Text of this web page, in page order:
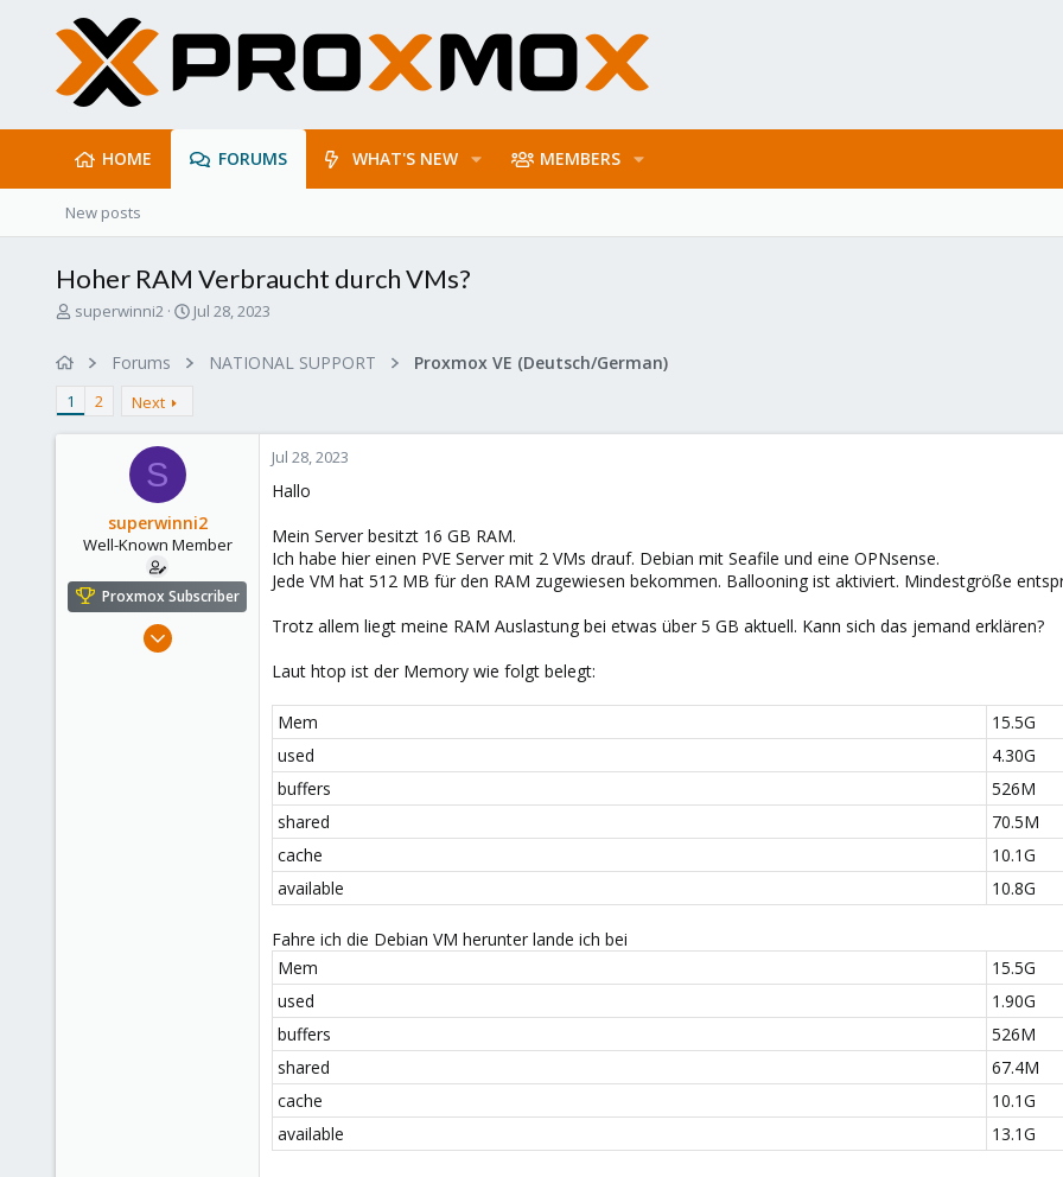
HOME FORUMS WHAT'S NEW MEMBERS
New posts
Hoher RAM Verbraucht durch VMs?
T
d
s
superwinni2
S
a
Jul 28, 2023
Forums NATIONAL SUPPORT Proxmox VE (Deutsch/German)
1 2 Next
S
superwinni2
Well-Known Member
Proxmox Subscriber
Oct 21, 2019
Jul 28, 2023
Hallo
Mein Server besitzt 16 GB RAM.
Ich habe hier einen PVE Server mit 2 VMs drauf. Debian mit Seafile und eine OPNsense.
Jede VM hat 512 MB für den RAM zugewiesen bekommen. Ballooning ist aktiviert. Mindestgröße
Trotz allem liegt meine RAM Auslastung bei etwas über 5 GB aktuell. Kann sich das jemand erklären?
Laut htop ist der Memory wie folgt belegt:
Mem
15.5G
used
4.30G
buffers
526M
shared
70.5M
cache
10.1G
available
10.8G
Fahre ich die Debian VM herunter lande ich bei
Mem
15.5G
used
1.90G
buffers
526M
shared
67.4M
cache
10.1G
available
13.1G